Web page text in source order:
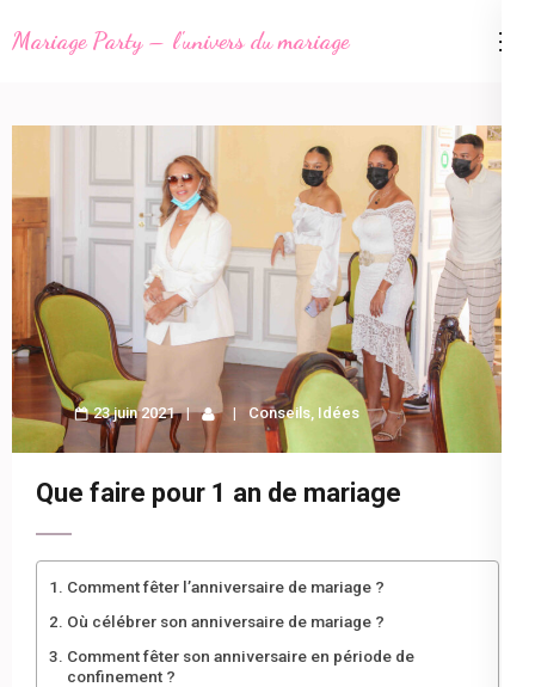
au
(Pressez
Mariage Party – l'univers du mariage
23 juin 2021 Conseils, Idées
Que faire pour 1 an de mariage
Comment fêter l’anniversaire de mariage ?
Où célébrer son anniversaire de mariage ?
Comment fêter son anniversaire en période de
confinement ?